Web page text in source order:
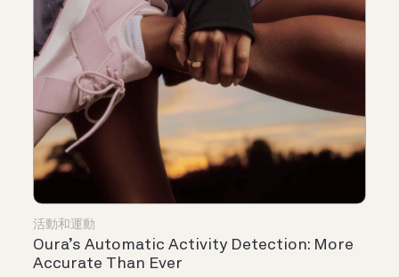
活動和運動
Oura’s Automatic Activity Detection: More
Accurate Than Ever